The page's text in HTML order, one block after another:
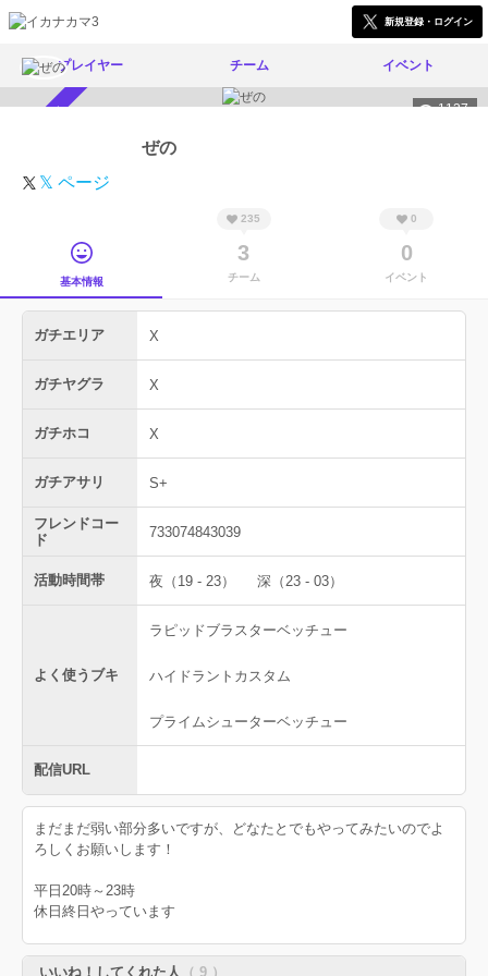
新規登録・ログイン
プレイヤー チーム イベント
1137
ぜの
𝕏 ページ
基本情報
235
3
チーム
0
0
イベント
ガチエリア X
ガチヤグラ X
ガチホコ X
ガチアサリ S+
フレンドコー
ド
733074843039
活動時間帯 夜（19 - 23） 深（23 - 03）
よく使うブキ
ラピッドブラスターベッチュー
ハイドラントカスタム
プライムシューターベッチュー
配信URL
まだまだ弱い部分多いですが、どなたとでもやってみたいのでよ
ろしくお願いします！
平日20時～23時
休日終日やっています
いいね！してくれた人 （ 9 ）